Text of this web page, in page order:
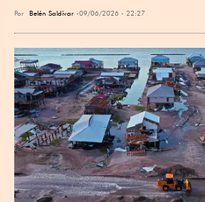
Por Belén Saldívar 09/06/2026 - 22:27